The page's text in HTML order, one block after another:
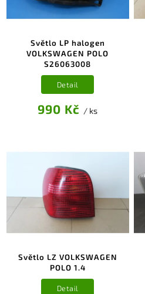
Světlo LP halogen
VOLKSWAGEN POLO
S26063008
990 Kč / ks
Detail
Světlo LZ VOLKSWAGEN
POLO 1.4
Detail